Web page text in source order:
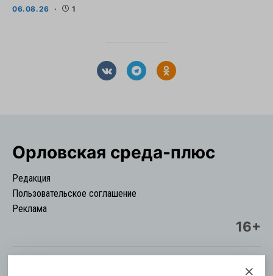
06.08.26 1
Орловская cреда-плюс
Редакция
Пользовательское соглашение
Реклама
16+